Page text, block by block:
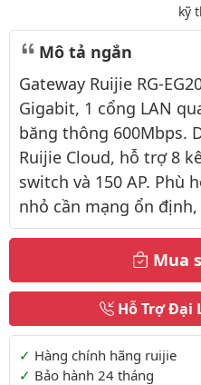
kỹ
Mô tả ngắn
Gateway Ruijie RG-
Gigabit, 1 cổng LAN
băng thông 600Mbps.
Ruijie Cloud, hỗ trợ 8
switch và 150 AP. Phù
nhỏ cần mạng ổn
Mua
Hỗ Trợ Đại
Thông tin
Hàng chính hãng ruijie
Bảo hành 24 tháng